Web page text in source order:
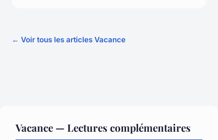
← Voir tous les articles Vacance
Vacance — Lectures complémentaires